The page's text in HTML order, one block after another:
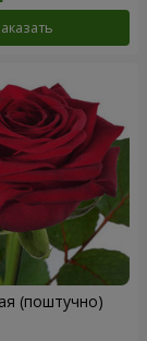
(поштучно)